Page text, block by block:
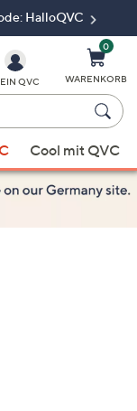
HalloQVC
QVC
0
WARENKORB
Cool mit QVC